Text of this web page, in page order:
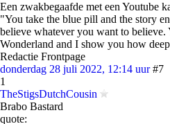
Een zwakbegaafde met een Youtube
"You take the blue pill and the story
believe whatever you want to
Wonderland and I show you how
Redactie Frontpage
donderdag 28 juli 2022, 12:14 uur #7
1
TheStigsDutchCousin
Brabo Bastard
quote: